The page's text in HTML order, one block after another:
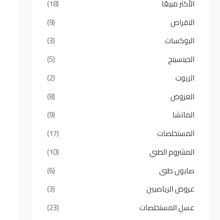
الأكثر مبيعًا​
(18)
الاقراص
(9)
البوكسات
(3)
الجينسينج
(5)
الزيوت
(2)
العروض
(8)
الماتشا
(9)
المستخلصات
(17)
المشروم الطبي
(10)
صابون طبى
(6)
عروض الرياضيين
(3)
عسل المستخلصات
(23)